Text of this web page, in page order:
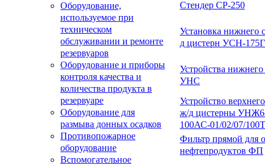
Оборудование,
используемое при
техническом
обслуживании и ремонте
резервуаров
Оборудование и приборы
контроля качества и
количества продукта в
резервуаре
Оборудование для
размыва донных осадков
Противопожарное
оборудование
Вспомогательное
Стендер СР-250
Установка нижнего
д цистерн УСН-175Г
Устройства нижнего
УНС
Устройство
ж/д цистерны
100АС-01/02/07/100Т
Фильтр прямой для
нефтепродуктов ФП